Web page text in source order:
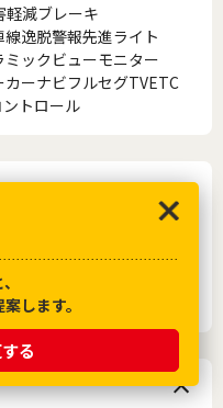
します。
る
軽減ブレーキ
線逸脱警報先進ライト
ミックビューモニター
カーナビフルセグTVETC
トロール
カローラ
ウンアスリート
ズ ヤリス